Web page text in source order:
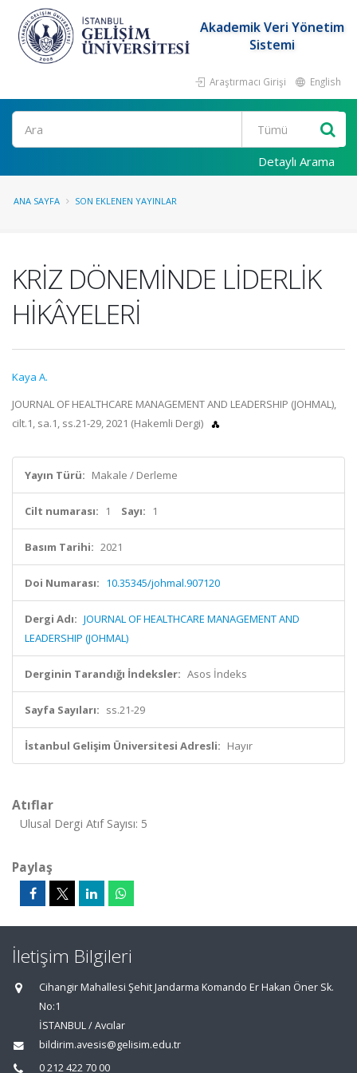
Akademik Veri Yönetim
Sistemi
Araştırmacı Girişi English
Ara
Detaylı Arama
ANA SAYFA SON EKLENEN YAYINLAR
KRİZ DÖNEMİNDE LİDERLİK
HİKÂYELERİ
Kaya A.
JOURNAL OF HEALTHCARE MANAGEMENT AND LEADERSHIP (JOHMAL),
cilt.1, sa.1, ss.21-29, 2021 (Hakemli Dergi)
Yayın Türü: Makale / Derleme
Cilt numarası: 1 Sayı: 1
Basım Tarihi: 2021
Doi Numarası: 10.35345/johmal.907120
Dergi Adı: JOURNAL OF HEALTHCARE MANAGEMENT AND
LEADERSHIP (JOHMAL)
Derginin Tarandığı İndeksler: Asos İndeks
Sayfa Sayıları: ss.21-29
İstanbul Gelişim Üniversitesi Adresli: Hayır
Atıflar
Ulusal Dergi Atıf Sayısı: 5
Paylaş
İletişim Bilgileri
Cihangir Mahallesi Şehit Jandarma Komando Er Hakan Öner Sk.
No:1
İSTANBUL / Avcılar
bildirim.avesis@gelisim.edu.tr
0 212 422 70 00